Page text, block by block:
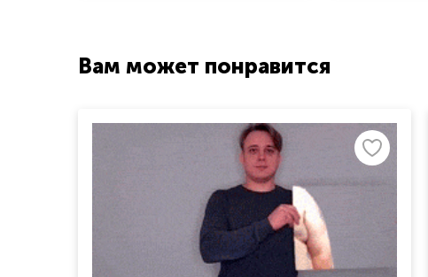
Вам может понравится